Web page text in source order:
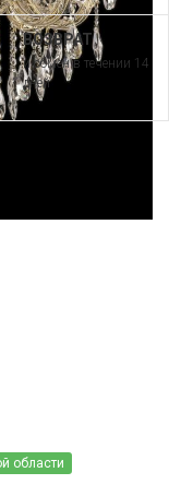
области
ВОЗВРАТ
и обмен в течении 14
дней